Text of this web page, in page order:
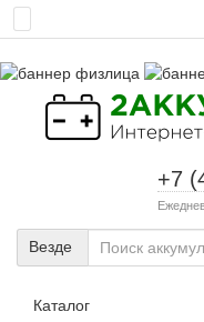
+7
Везде
Каталог